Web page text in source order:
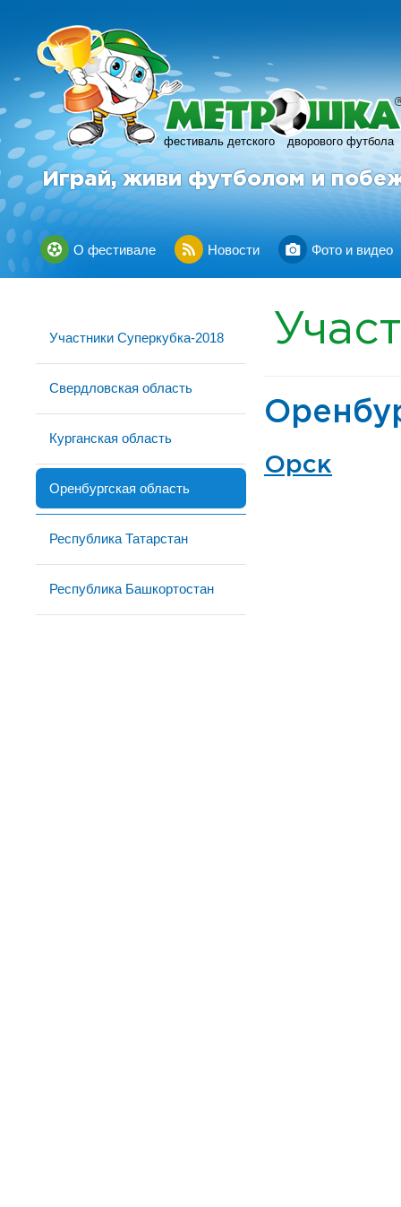
фестиваль детского дворового футбола
R
Играй, живи футболом и
О фестивале Новости Фото и видео
Участники Суперкубка-2018
Свердловская область
Курганская область
Оренбургская область
Республика Татарстан
Республика Башкортостан
Орск